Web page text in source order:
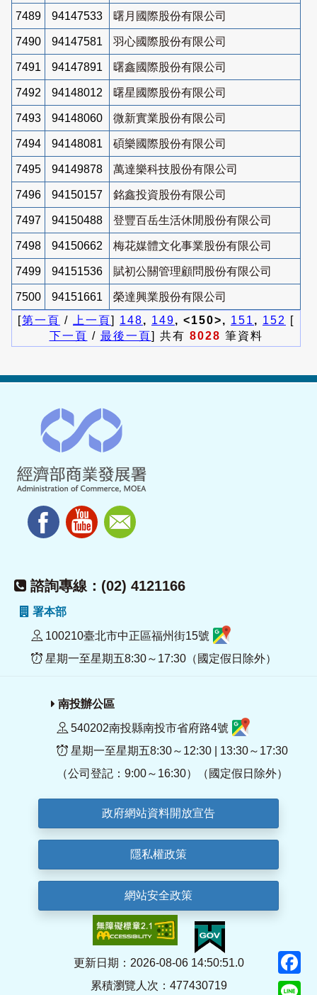
7489 94147533 曙月國際股份有限公司
7490 94147581 羽心國際股份有限公司
7491 94147891 曙鑫國際股份有限公司
7492 94148012 曙星國際股份有限公司
7493 94148060 微新實業股份有限公司
7494 94148081 碩樂國際股份有限公司
7495 94149878 萬達樂科技股份有限公司
7496 94150157 銘鑫投資股份有限公司
7497 94150488 登豐百岳生活休閒股份有限公司
7498 94150662 梅花媒體文化事業股份有限公司
7499 94151536 賦初公關管理顧問股份有限公司
7500 94151661
榮達興業股份有限公司
[第一頁 / 上一頁] 148, 149, <150>, 151 , 152
[
下一頁 / 最後一頁] 共有 8028 筆資料
諮詢專線：(02) 4121166
署本部
100210臺北市中正區福州街15號
星期一至星期五8:30～17:30（國定假日除外）
南投辦公區
540202南投縣南投市省府路4號
星期一至星期五8:30～12:30 | 13:30～17:30
（公司登記：9:00～16:30）（國定假日除外）
政府網站資料開放宣告
隱私權政策
網站安全政策
更新日期：2026-08-06 14:50:51.0
累積瀏覽人次：477430719